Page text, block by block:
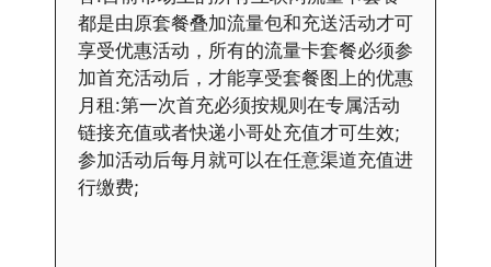
都是由原套餐叠加流量包和充送活动才可
享受优惠活动，所有的流量卡套餐必须参
加首充活动后，才能享受套餐图上的优惠
月租:第一次首充必须按规则在专属活动
链接充值或者快递小哥处充值才可生效;
参加活动后每月就可以在任意渠道充值进
行缴费;